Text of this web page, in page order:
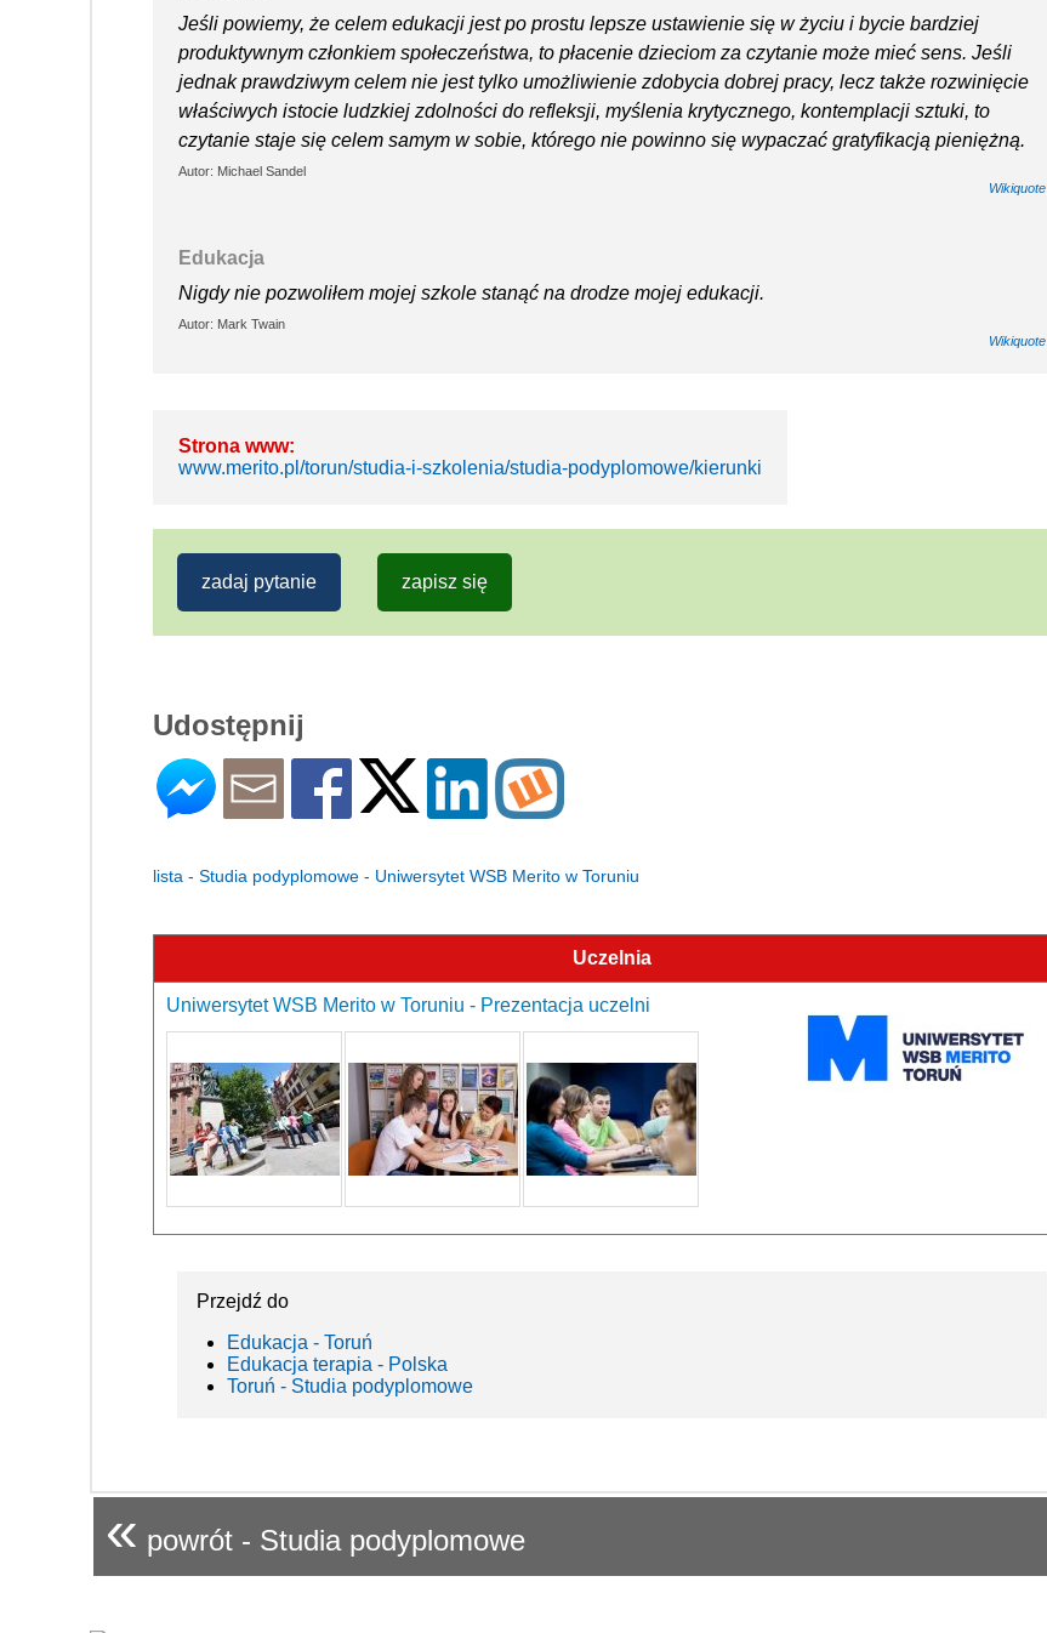
Jeśli powiemy, że celem edukacji jest po prostu lepsze ustawienie się w życiu i bycie bardziej
produktywnym członkiem społeczeństwa, to płacenie dzieciom za czytanie może mieć sens. Jeśli
jednak prawdziwym celem nie jest tylko umożliwienie zdobycia dobrej pracy, lecz także rozwinięcie
właściwych istocie ludzkiej zdolności do refleksji, myślenia krytycznego, kontemplacji sztuki, to
czytanie staje się celem samym w sobie, którego nie powinno się wypaczać gratyfikacją pieniężną.
Autor: Michael Sandel
Wikiquote
Edukacja
Nigdy nie pozwoliłem mojej szkole stanąć na drodze mojej edukacji.
Autor: Mark Twain
Wikiquote
Strona www:
www.merito.pl/torun/studia-i-szkolenia/studia-podyplomowe/kierunki
zadaj pytanie zapisz się
Udostępnij
lista - Studia podyplomowe - Uniwersytet WSB Merito w Toruniu
Uczelnia
Uniwersytet WSB Merito w Toruniu - Prezentacja uczelni
Przejdź do
Edukacja - Toruń
Edukacja terapia - Polska
Toruń - Studia podyplomowe
« powrót - Studia podyplomowe